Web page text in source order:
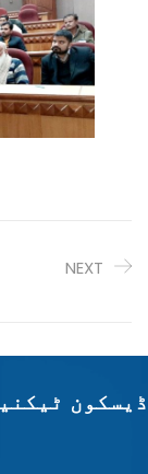
NEXT
ڈیسکون